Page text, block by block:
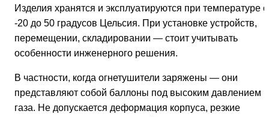
Изделия хранятся и эксплуатируются при температуре
-20 до 50 градусов Цельсия. При установке устройств,
перемещении, складировании — стоит учитывать
особенности инженерного решения.
В частности, когда огнетушители заряжены — они
представляют собой баллоны под высоким давлением
газа. Не допускается деформация корпуса, резкие